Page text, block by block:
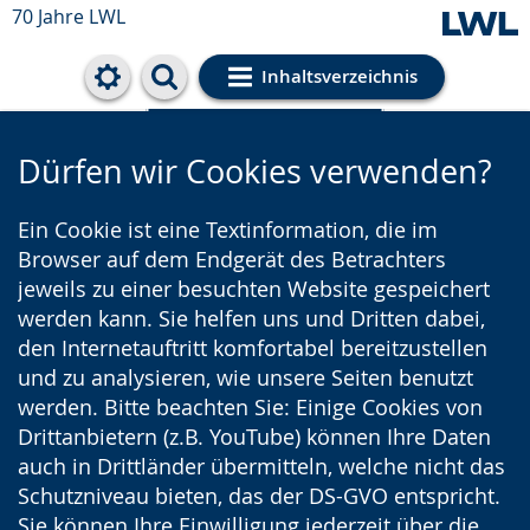
70 Jahre LWL
Inhaltsverzeichnis
Cookie-Einstellungen
Dürfen wir Cookies verwenden?
Ein Cookie ist eine Textinformation, die im
Browser auf dem Endgerät des Betrachters
jeweils zu einer besuchten Website gespeichert
werden kann. Sie helfen uns und Dritten dabei,
den Internetauftritt komfortabel bereitzustellen
und zu analysieren, wie unsere Seiten benutzt
werden. Bitte beachten Sie: Einige Cookies von
Drittanbietern (z.B. YouTube) können Ihre Daten
auch in Drittländer übermitteln, welche nicht das
Schutzniveau bieten, das der DS-GVO entspricht.